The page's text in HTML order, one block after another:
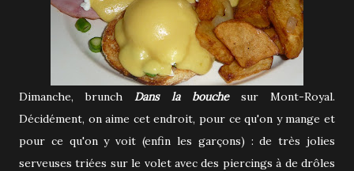
Dimanche, brunchDans la bouchesur Mont-Royal.
Décidément, on aime cet endroit, pour ce qu'on y mange et
pour ce qu'on y voit (enfin les garçons) : de très jolies
serveuses triées sur le volet avec des piercings à de drôles